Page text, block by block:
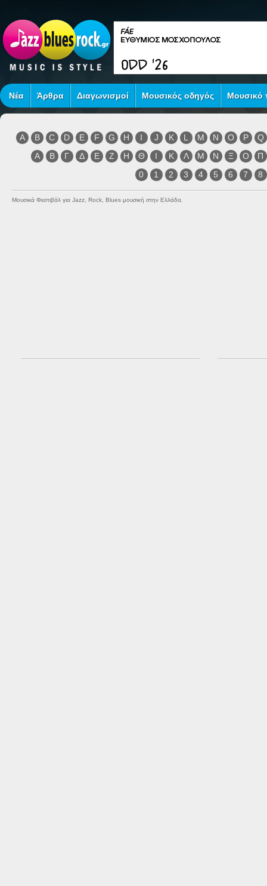
Νέα Άρθρα Διαγωνισμοί Μουσικός οδηγός Μουσικό
A B C D E F G H I J K L M N O P
Q
Α
Β Γ Δ Ε Ζ Η Θ Ι Κ Λ Μ Ν Ξ Ο
Π
0
1 2 3 4 5 6 7 8
Μουσικά Φεστιβάλ για Jazz, Rock, Blues μουσική στην Ελλάδα.